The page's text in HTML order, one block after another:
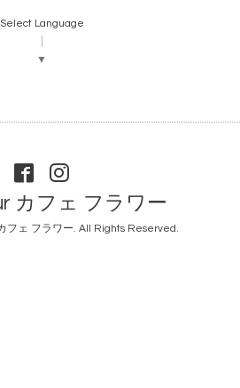
Select Language
▼
カフェ フラワー
フェ フラワー. All Rights Reserved.